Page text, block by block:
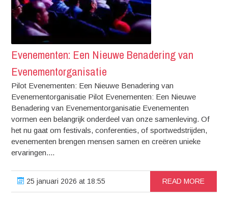
Evenementen: Een Nieuwe Benadering van
Evenementorganisatie
Pilot Evenementen: Een Nieuwe Benadering van
Evenementorganisatie Pilot Evenementen: Een Nieuwe
Benadering van Evenementorganisatie Evenementen
vormen een belangrijk onderdeel van onze samenleving. Of
het nu gaat om festivals, conferenties, of sportwedstrijden,
evenementen brengen mensen samen en creëren unieke
ervaringen....
25 januari 2026 at 18:55 READ MORE